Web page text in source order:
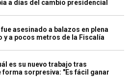
a días del cambio presidencial
asesinado a balazos en plena
y a pocos metros de la Fiscalía
es su nuevo trabajo tras
forma sorpresiva: "Es fácil ganar